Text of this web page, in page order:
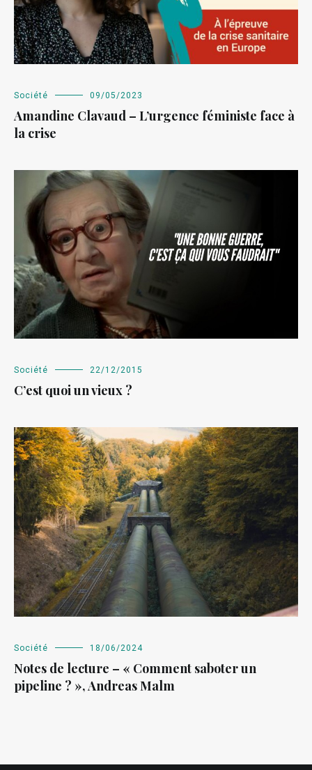
Société 09/05/2023
Amandine Clavaud – L’urgence féministe face à
la crise
Société 22/12/2015
C’est quoi un vieux ?
Société 18/06/2024
Notes de lecture – « Comment saboter un
pipeline ? », Andreas Malm